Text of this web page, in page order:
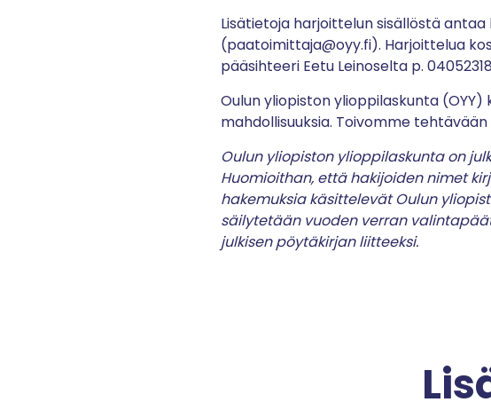
Lisätietoja harjoittelun sisällöstä antaa
(paatoimittaja@oyy.fi). Harjoittelua
pääsihteeri Eetu Leinoselta p.
Oulun yliopiston ylioppilaskunta
mahdollisuuksia. Toivomme
Oulun yliopiston ylioppilaskunta on
Huomioithan, että hakijoiden nimet
hakemuksia käsittelevät Oulun
säilytetään vuoden verran
julkisen pöytäkirjan liitteeksi.